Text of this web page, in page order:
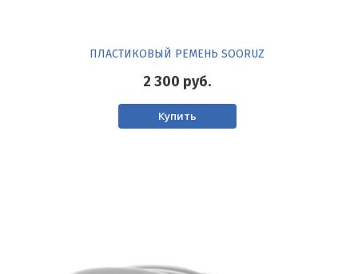
ПЛАСТИКОВЫЙ РЕМЕНЬ SOORUZ
2 300 руб.
Купить